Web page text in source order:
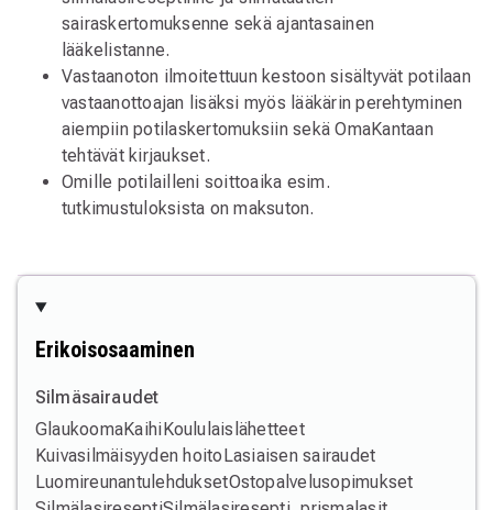
sairaskertomuksenne sekä ajantasainen
lääkelistanne.
Vastaanoton ilmoitettuun kestoon sisältyvät potilaan
vastaanottoajan lisäksi myös lääkärin perehtyminen
aiempiin potilaskertomuksiin sekä OmaKantaan
tehtävät kirjaukset.
Omille potilailleni soittoaika esim.
tutkimustuloksista on maksuton.
Erikoisosaaminen
Silmäsairaudet
GlaukoomaKaihiKoululaislähetteet
Kuivasilmäisyyden hoitoLasiaisen sairaudet
LuomireunantulehduksetOstopalvelusopimukset